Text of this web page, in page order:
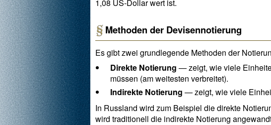
1,08 US-Dollar wert ist.
Methoden der Devisennotierung
Es gibt zwei grundlegende Methoden der
Direkte Notierung — zeigt, wie viele
müssen (am weitesten verbreitet).
Indirekte Notierung — zeigt, wie viele
In Russland wird zum Beispiel die direkte
wird traditionell die indirekte Notierung